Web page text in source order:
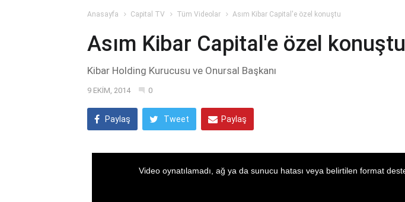
Anasayfa Capital TV Tüm Videolar Asım Kibar Capital'e özel konuştu
Asım Kibar Capital'e özel konuştu
Kibar Holding Kurucusu ve Onursal Başkanı
9 EKİM, 2014 0
Paylaş Tweet Paylaş